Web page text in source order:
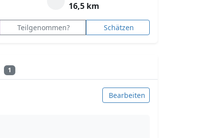
16,5 km
Teilgenommen? Schätzen
1
Bearbeiten